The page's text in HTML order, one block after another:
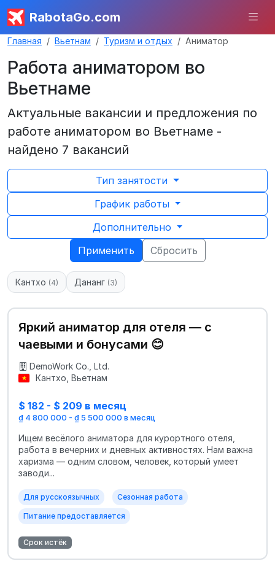
RabotaGo.com
Главная Вьетнам Туризм и отдых Аниматор
Работа аниматором во
Вьетнаме
Актуальные вакансии и предложения по
работе аниматором во Вьетнаме -
найдено 7 вакансий
Тип занятости
График работы
Дополнительно
Применить
Сбросить
Кантхо (4) Дананг (3)
Яркий аниматор для отеля — с
чаевыми и бонусами 😊
DemoWork Co., Ltd.
Кантхо, Вьетнам
$ 182 - $ 209 в месяц
₫ 4 800 000 - ₫ 5 500 000 в месяц
Ищем весёлого аниматора для курортного отеля,
работа в вечерних и дневных активностях. Нам важна
харизма — одним словом, человек, который умеет
заводи...
Для русскоязычных Сезонная работа
Питание предоставляется
Срок истёк